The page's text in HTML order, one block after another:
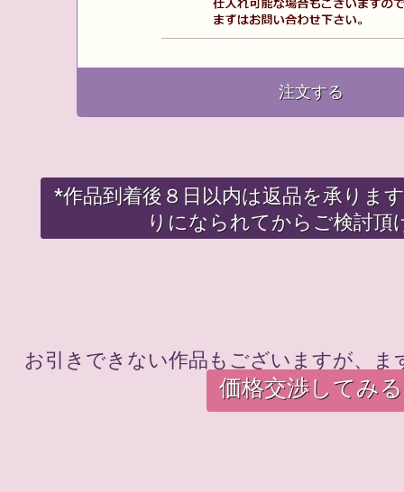
注文する
*作品到着後８日以内は返品を承りま
りになられてからご検討頂
お引きできない作品もございますが、
価格交渉してみる